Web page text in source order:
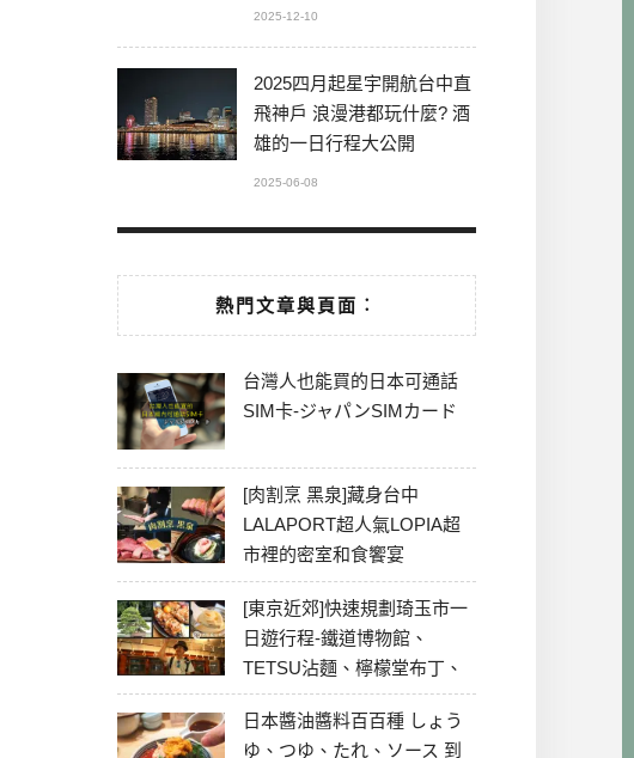
2025-12-10
2025四月起星宇開航台中直
飛神戶 浪漫港都玩什麼? 酒
雄的一日行程大公開
2025-06-08
熱門文章與頁面︰
台灣人也能買的日本可通話
SIM卡-ジャパンSIMカード
[肉割烹 黑泉]藏身台中
LALAPORT超人氣LOPIA超
市裡的密室和食饗宴
[東京近郊]快速規劃琦玉市一
日遊行程-鐵道博物館、
TETSU沾麵、檸檬堂布丁、
冰川神社、美食彙整
日本醬油醬料百百種 しょう
ゆ、つゆ、たれ、ソース 到